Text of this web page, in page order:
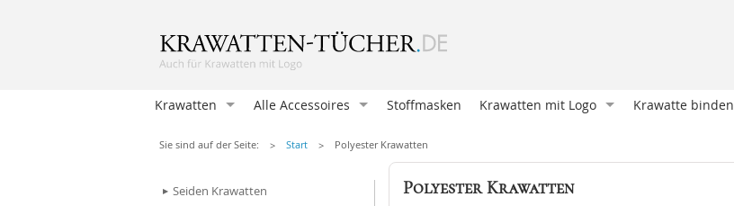
Krawatten
Alle Accessoires
Herrenfliegen
Stoffmasken
Krawatten mit Logo
Krawatte bedrucken
Krawatten und Schals
Krawatte binden
Four in Hand
Sie sind auf der Seite: Start Polyester Krawatten
Seiden Krawatten
Polyester Krawatten